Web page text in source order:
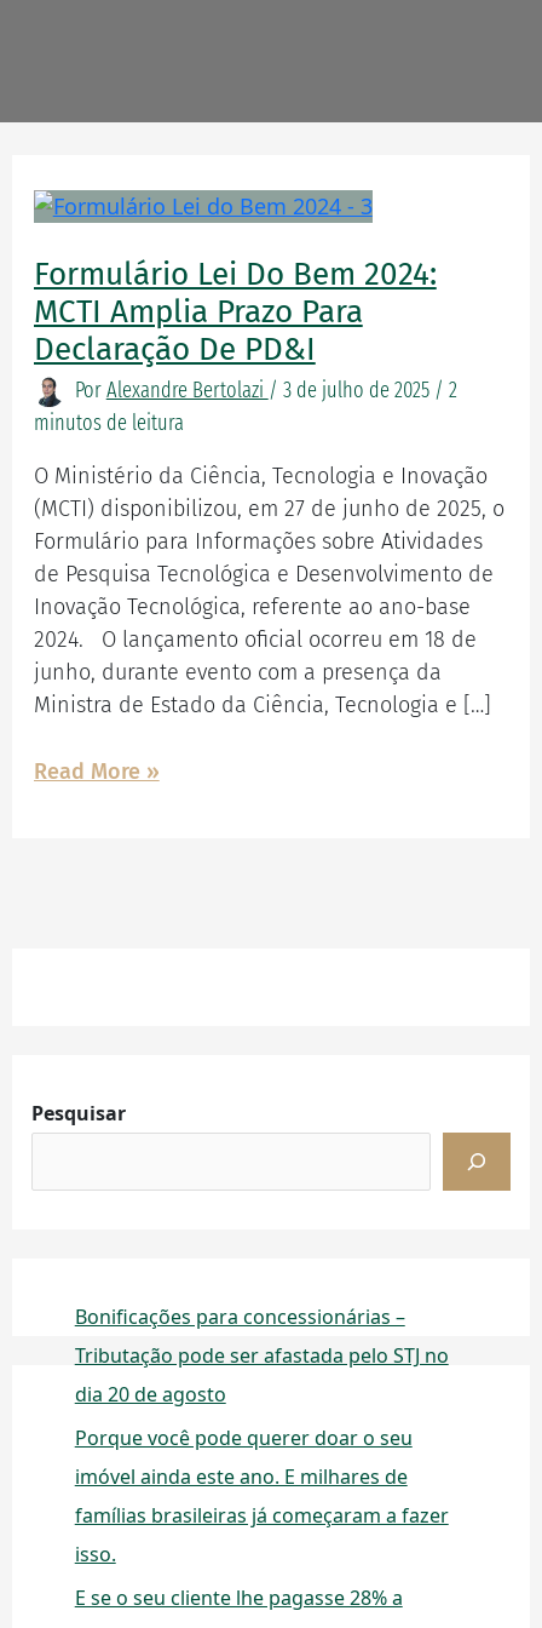
Formulário Lei Do Bem 2024:
MCTI Amplia Prazo Para
Declaração De PD&I
PorAlexandre Bertolazi / 3 de julho de 2025 / 2
minutos de leitura
O Ministério da Ciência, Tecnologia e Inovação
(MCTI) disponibilizou, em 27 de junho de 2025, o
Formulário para Informações sobre Atividades
de Pesquisa Tecnológica e Desenvolvimento de
Inovação Tecnológica, referente ao ano-base
2024. O lançamento oficial ocorreu em 18 de
junho, durante evento com a presença da
Ministra de Estado da Ciência, Tecnologia e […]
Formulário
do
Bem
2024:
MCTI
amplia
prazo
para
declaração
de
PD&I
Read More »
Pesquisar
Bonificações para concessionárias –
Tributação pode ser afastada pelo STJ no
dia 20 de agosto
Porque você pode querer doar o seu
imóvel ainda este ano. E milhares de
famílias brasileiras já começaram a fazer
isso.
E se o seu cliente lhe pagasse 28% a